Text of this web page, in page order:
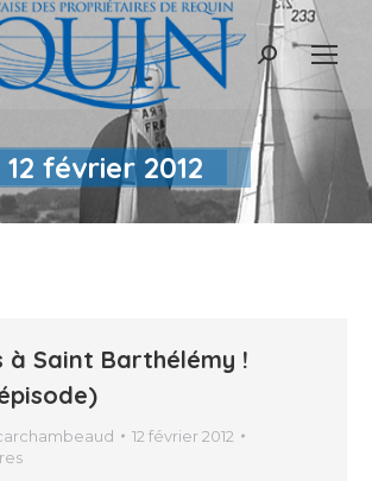
Recherche
12 février 2012
à Saint Barthélémy !
12 février 2012